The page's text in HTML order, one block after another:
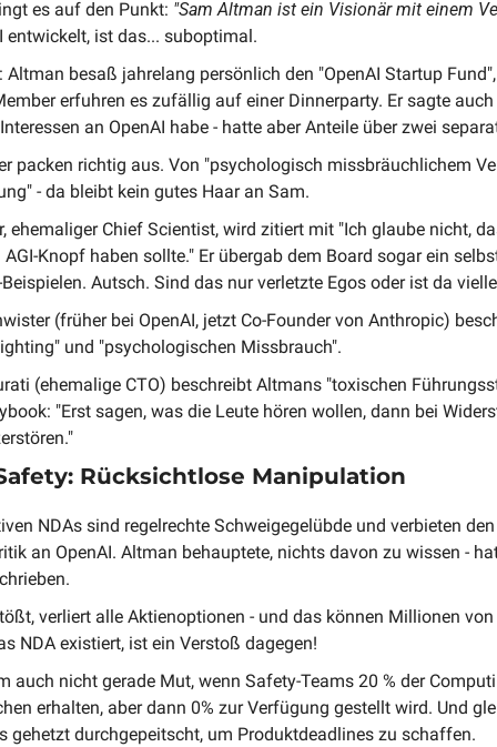
es auf den Punkt: "Sam Altman ist ein Visionär mit einem
entwickelt, ist das... suboptimal.
Altman besaß jahrelang persönlich den "OpenAI Startup
erfuhren es zufällig auf einer Dinnerparty. Er sagte
an OpenAI habe - hatte aber Anteile über zwei
packen richtig aus. Von "psychologisch missbräuchlichem
- da bleibt kein gutes Haar an Sam.
ehemaliger Chief Scientist, wird zitiert mit "Ich glaube nicht,
Knopf haben sollte." Er übergab dem Board sogar ein
Autsch. Sind das nur verletzte Egos oder ist da
(früher bei OpenAI, jetzt Co-Founder von Anthropic)
und "psychologischen Missbrauch".
(ehemalige CTO) beschreibt Altmans "toxischen
"Erst sagen, was die Leute hören wollen, dann bei
Rücksichtlose Manipulation
NDAs sind regelrechte Schweigegelübde und verbieten
an OpenAI. Altman behauptete, nichts davon zu wissen -
verliert alle Aktienoptionen - und das können Millionen
NDA existiert, ist ein Verstoß dagegen!
auch nicht gerade Mut, wenn Safety-Teams 20 % der
erhalten, aber dann 0% zur Verfügung gestellt wird. Und
gehetzt durchgepeitscht, um Produktdeadlines zu schaffen.